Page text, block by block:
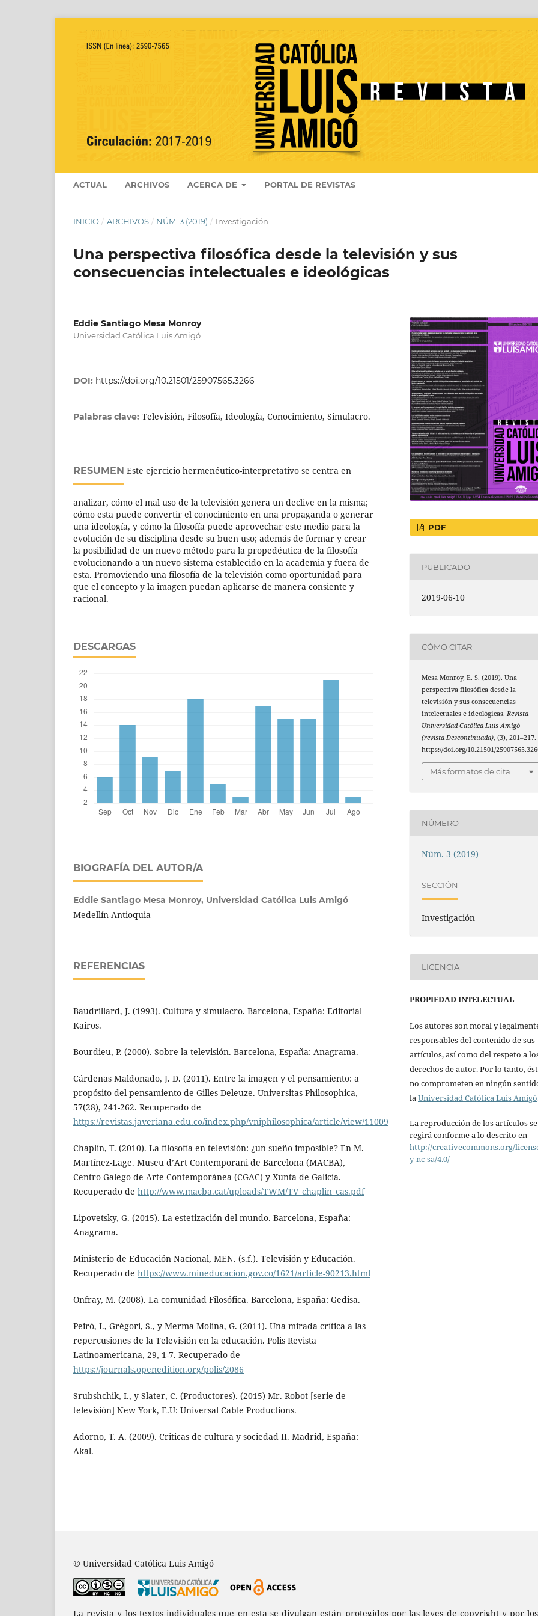
ACTUAL ARCHIVOS ACERCA DE PORTAL DE REVISTAS
INICIO / ARCHIVOS / NÚM. 3 (2019) / Investigación
Una perspectiva filosófica desde la televisión y sus
consecuencias intelectuales e ideológicas
Eddie Santiago Mesa Monroy
Universidad Católica Luis Amigó
DOI: https://doi.org/10.21501/25907565.3266
Palabras clave: Televisión, Filosofía, Ideología, Conocimiento, Simulacro.
RESUMEN Este ejercicio hermenéutico-interpretativo se centra en
analizar, cómo el mal uso de la televisión genera un declive en la misma;
cómo esta puede convertir el conocimiento en una propaganda o generar
una ideología, y cómo la filosofía puede aprovechar este medio para la
evolución de su disciplina desde su buen uso; además de formar y crear
la posibilidad de un nuevo método para la propedéutica de la filosofía
evolucionando a un nuevo sistema establecido en la academia y fuera de
esta. Promoviendo una filosofía de la televisión como oportunidad para
que el concepto y la imagen puedan aplicarse de manera consiente y
racional.
DESCARGAS
BIOGRAFÍA DEL AUTOR/A
Eddie Santiago Mesa Monroy, Universidad Católica Luis Amigó
Medellín-Antioquia
REFERENCIAS
Baudrillard, J. (1993). Cultura y simulacro. Barcelona, España: Editorial
Kairos.
Bourdieu, P. (2000). Sobre la televisión. Barcelona, España: Anagrama.
Cárdenas Maldonado, J. D. (2011). Entre la imagen y el pensamiento: a
propósito del pensamiento de Gilles Deleuze. Universitas Philosophica,
57(28), 241-262. Recuperado de
https://revistas.javeriana.edu.co/index.php/vniphilosophica/article/view/11009
Chaplin, T. (2010). La filosofía en televisión: ¿un sueño imposible? En M.
Martínez-Lage. Museu d’Art Contemporani de Barcelona (MACBA),
Centro Galego de Arte Contemporánea (CGAC) y Xunta de Galicia.
Recuperado de http://www.macba.cat/uploads/TWM/TV_chaplin_cas.pdf
Lipovetsky, G. (2015). La estetización del mundo. Barcelona, España:
Anagrama.
Ministerio de Educación Nacional, MEN. (s.f.). Televisión y Educación.
Recuperado de https://www.mineducacion.gov.co/1621/article-90213.html
Onfray, M. (2008). La comunidad Filosófica. Barcelona, España: Gedisa.
Peiró, I., Grègori, S., y Merma Molina, G. (2011). Una mirada crítica a las
repercusiones de la Televisión en la educación. Polis Revista
Latinoamericana, 29, 1-7. Recuperado de
https://journals.openedition.org/polis/2086
Srubshchik, I., y Slater, C. (Productores). (2015) Mr. Robot [serie de
televisión] New York, E.U: Universal Cable Productions.
Adorno, T. A. (2009). Criticas de cultura y sociedad II. Madrid, España:
Akal.
PDF
PUBLICADO
2019-06-10
CÓMO CITAR
Mesa Monroy, E. S. (2019). Una
perspectiva filosófica desde la
televisión y sus consecuencias
intelectuales e ideológicas.Revista
Universidad Católica Luis Amigó
(revista Descontinuada), (3), 201–217.
https://doi.org/10.21501/
Más formatos de cita
NÚMERO
Núm. 3 (2019)
SECCIÓN
Investigación
LICENCIA
PROPIEDAD INTELECTUAL
Los autores son moral y
responsables del contenido de sus
artículos, así como del respeto a
derechos de autor. Por lo tanto,
no comprometen en ningún
laUniversidad Católica Luis Amigó
La reproducción de los artículos se
regirá conforme a lo descrito en
http://creativecommons.org/
y-nc-sa/4.0/
© Universidad Católica Luis Amigó
La revista y los textos individuales que en esta se divulgan están protegidos por las leyes de copyright y por